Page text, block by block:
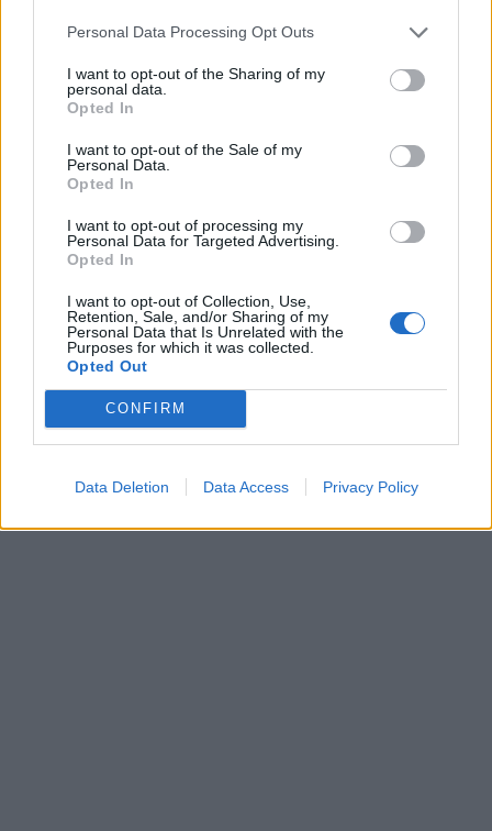
Personal Data Processing Opt Outs
I want to opt-out of the Sharing of my
personal data.
Opted In
I want to opt-out of the Sale of my
Personal Data.
Opted In
I want to opt-out of processing my
Personal Data for Targeted Advertising.
Opted In
I want to opt-out of Collection, Use,
Retention, Sale, and/or Sharing of my
Personal Data that Is Unrelated with the
Purposes for which it was collected.
Opted Out
CONFIRM
Data Deletion Data Access Privacy Policy
In evidenza